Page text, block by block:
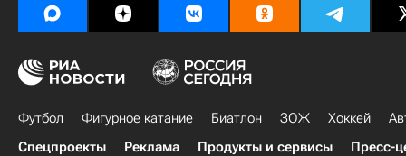
Футбол Фигурное катание Биатлон ЗОЖ Хоккей
Спецпроекты
Реклама Продукты и сервисы Пресс-